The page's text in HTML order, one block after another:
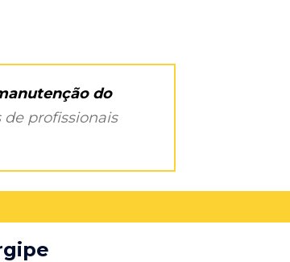
do
profissionais